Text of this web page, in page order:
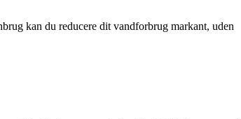
kan du reducere dit vandforbrug markant, uden